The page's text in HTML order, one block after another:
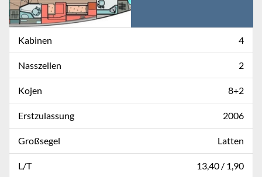
Kabinen 4
Nasszellen 2
Kojen 8+2
Erstzulassung 2006
Großsegel Latten
L/T 13,40 / 1,90